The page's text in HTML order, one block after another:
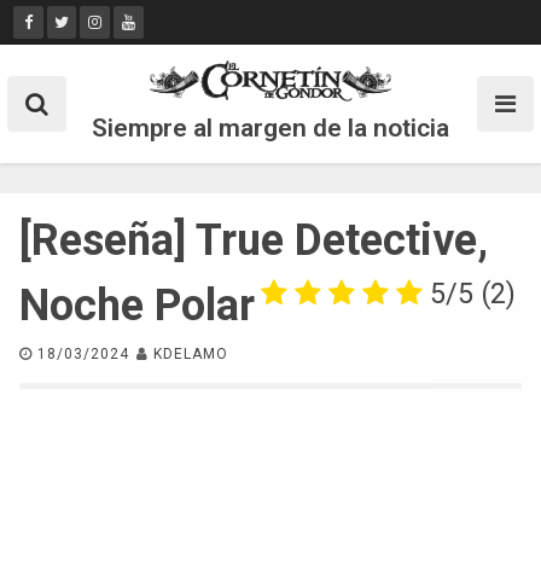
Skip
to
Siempre al margen de la noticia
[Reseña] True Detective,
Noche Polar
5/5 (2)
18/03/2024 KDELAMO